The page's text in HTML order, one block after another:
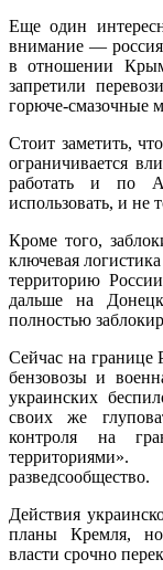
Еще один
внимание —
в отношении
запретили
горюче-смазочные
Стоит заметить,
ограничивается
работать и по
использовать, и не
Кроме того,
ключевая
территорию
дальше на
полностью
Сейчас на границе
бензовозы и
украинских
своих же
контроля на
территориями».
разведсообщество.
Действия
планы Кремля,
власти срочно